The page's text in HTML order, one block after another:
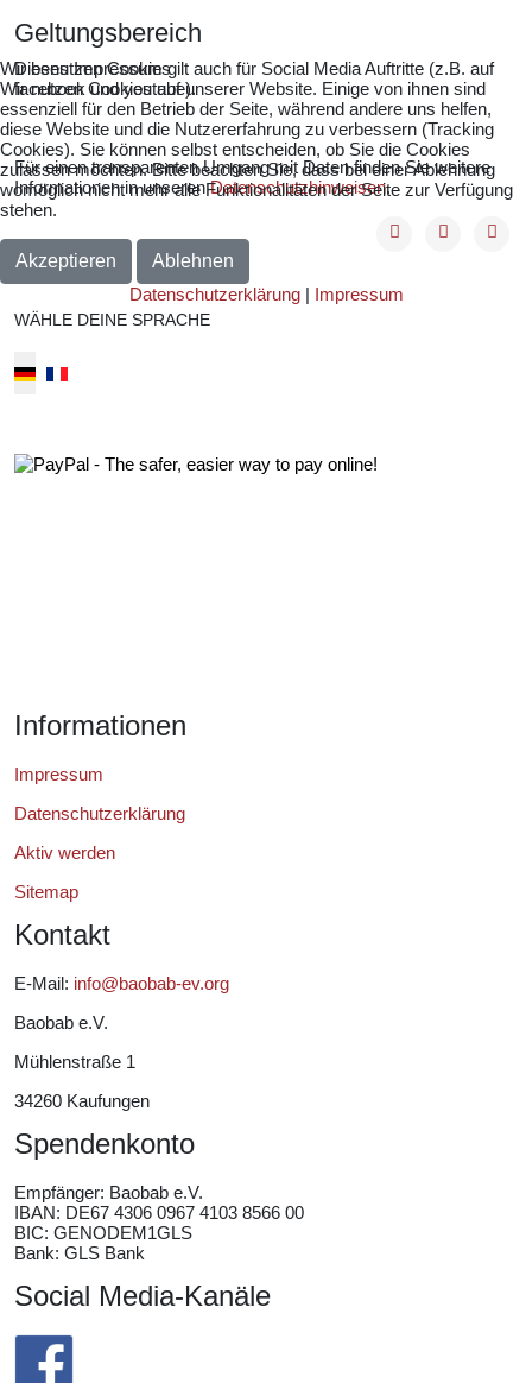
Geltungsbereich
Dieses Impressum gilt auch für Social Media Auftritte (z.B. auf
facebook und youtube).
Für einen transparenten Umgang mit Daten finden Sie weitere
Informationen in unserenDatenschutzhinweisen.
WÄHLE DEINE SPRACHE
Informationen
Impressum
Datenschutzerklärung
Aktiv werden
Sitemap
Kontakt
E-Mail: info@baobab-ev.org
Baobab e.V.
Mühlenstraße 1
34260 Kaufungen
Spendenkonto
Empfänger: Baobab e.V.
IBAN: DE67 4306 0967 4103 8566 00
BIC: GENODEM1GLS
Bank: GLS Bank
Social Media-Kanäle
Wir benutzen Cookies
Wir nutzen Cookies auf unserer Website. Einige von ihnen sind
essenziell für den Betrieb der Seite, während andere uns helfen,
diese Website und die Nutzererfahrung zu verbessern (Tracking
Cookies). Sie können selbst entscheiden, ob Sie die Cookies
zulassen möchten. Bitte beachten Sie, dass bei einer Ablehnung
womöglich nicht mehr alle Funktionalitäten der Seite zur Verfügung
stehen.
Akzeptieren
Ablehnen
Datenschutzerklärung| Impressum